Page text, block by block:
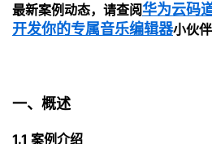
主
的
者
最新案例动态，请查阅华为云码
开发你的专属音乐编辑器小伙
一、概述
1.1 案例介绍